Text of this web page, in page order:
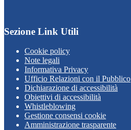
Sezione Link Utili
Cookie policy
Note legali
Informativa Privacy
Ufficio Relazioni con il Pubblico
Dichiarazione di accessibilità
Obiettivi di accessibilità
Whistleblowing
Gestione consensi cookie
Amministrazione trasparente